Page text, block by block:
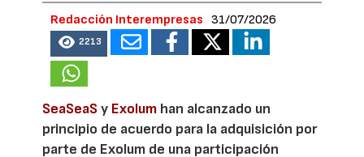
Redacción Interempresas 31/07/2026
2213
SeaSeaSy Exolum han alcanzado un
principio de acuerdo para la adquisición por
parte de Exolum de una participación